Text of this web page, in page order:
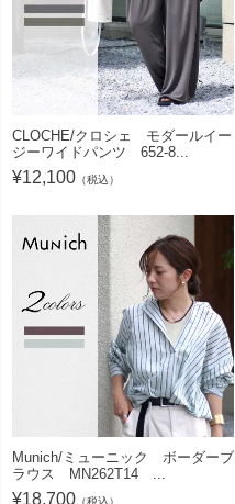
CLOCHE/クロシェ モダールイー
ジーワイドパンツ 652-8...
¥12,100 （税込）
Munich/ミューニック ボーダーブ
ラウス MN262T14 ...
¥18,700 （税込）